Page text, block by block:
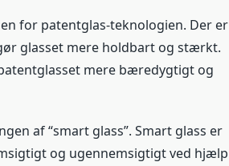
for patentglas-teknologien. Der er
glasset mere holdbart og stærkt.
mere bæredygtigt og
af “smart glass”. Smart glass er
og ugennemsigtigt ved hjælp